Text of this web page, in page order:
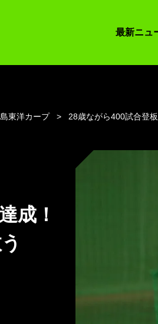
最新ニュ
東洋カープ 28歳ながら400試合登
成！